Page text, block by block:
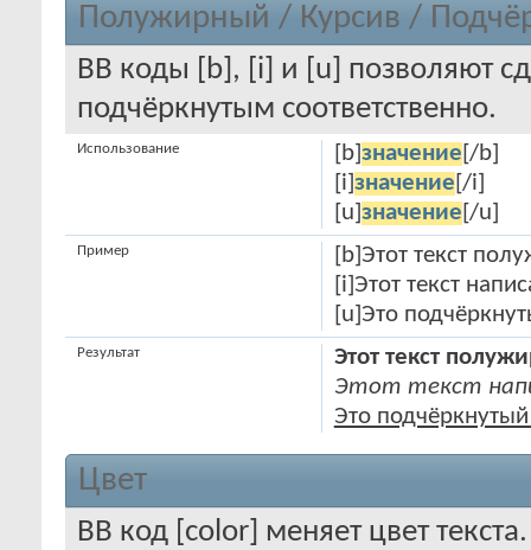
Полужирный / Курсив /
BB коды [b], [i] и [u] позволяют
подчёркнутым соответственно.
[b] значение [/b]
[i] значение [/i]
[u] значение [/u]
Использование
[b]Этот текст
[i]Этот текст
[u]Это
Пример
Этот текст
Этот текст
Это подчёркнутый
Результат
Цвет
BB код [color] меняет цвет текста.